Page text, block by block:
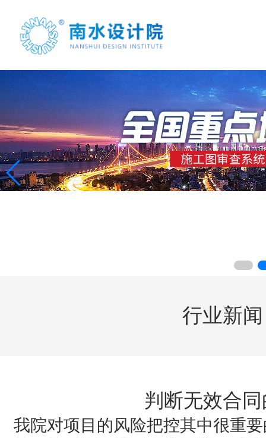
案例展示
行业新闻
判断无效合
我院对项目的风险把控其中很重